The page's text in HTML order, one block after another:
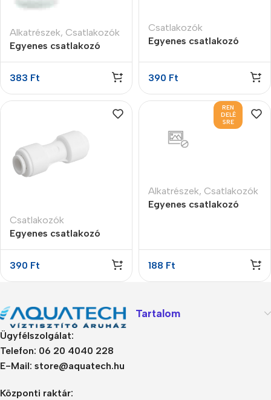
Alkatrészek, Csatlakozók
Egyenes csatlakozó
383 Ft
Csatlakozók
Egyenes csatlakozó
390 Ft
Csatlakozók
Egyenes csatlakozó
3/8″ x 3/8″
gyorscsatlakozós
390 Ft
REN
DELÉ
SRE
Alkatrészek, Csatlakozók
Egyenes csatlakozó
188 Ft
Ügyfélszolgálat:
Telefon: 06 20 4040 228
E-Mail: store@aquatech.hu
Központi raktár:
Tartalom